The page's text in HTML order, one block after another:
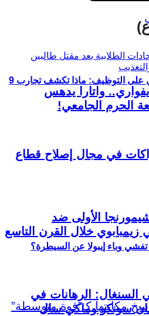
تدريب الشباب الإفريقي على التوظيف: ماذا تكشف تجارب 9
واتارا يدهس
الحرم الجامعي!
في مجال إصلاح قطاع
الأولى ضد
زيمبابوي خلال القرن التاسع
السنغال: الرهانات في
سونكو وماكي سال